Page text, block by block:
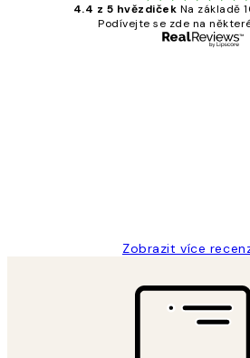
4.4 z 5 hvězdiček Na základě
Podívejte se zde na
Zobrazit více